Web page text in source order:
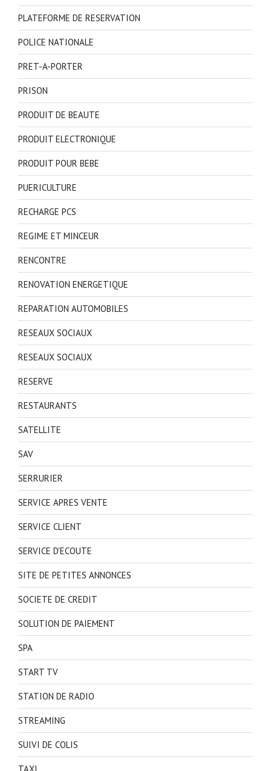
PLATEFORME DE RESERVATION
POLICE NATIONALE
PRET-A-PORTER
PRISON
PRODUIT DE BEAUTE
PRODUIT ELECTRONIQUE
PRODUIT POUR BEBE
PUERICULTURE
RECHARGE PCS
REGIME ET MINCEUR
RENCONTRE
RENOVATION ENERGETIQUE
REPARATION AUTOMOBILES
RESEAUX SOCIAUX
RESEAUX SOCIAUX
RESERVE
RESTAURANTS
SATELLITE
SAV
SERRURIER
SERVICE APRES VENTE
SERVICE CLIENT
SERVICE D'ECOUTE
SITE DE PETITES ANNONCES
SOCIETE DE CREDIT
SOLUTION DE PAIEMENT
SPA
START TV
STATION DE RADIO
STREAMING
SUIVI DE COLIS
TAXI